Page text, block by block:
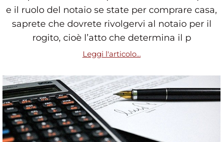
e il ruolo del notaio se state per comprare casa,
saprete che dovrete rivolgervi al notaio per il
rogito, cioè l’atto che determina il p
Leggi l'articolo...